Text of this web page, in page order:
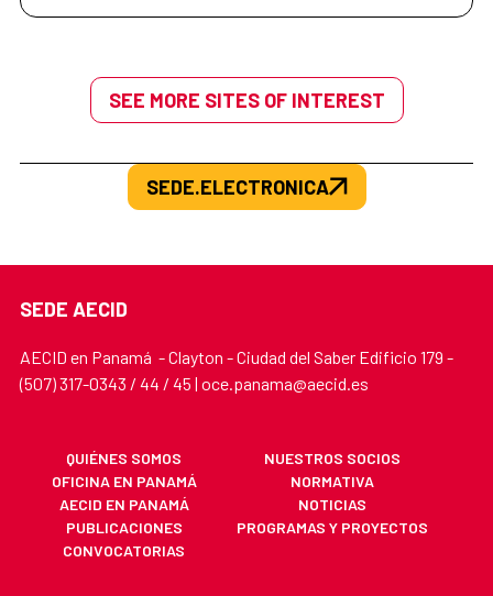
SEE MORE SITES OF INTEREST
SEDE.ELECTRONICA
SEDE AECID
AECID en Panamá - Clayton - Ciudad del Saber Edificio 179 -
(507) 317-0343 / 44 / 45 | oce.panama@aecid.es
QUIÉNES SOMOS
NUESTROS SOCIOS
OFICINA EN PANAMÁ
NORMATIVA
AECID EN PANAMÁ
NOTICIAS
PUBLICACIONES
PROGRAMAS Y PROYECTOS
CONVOCATORIAS